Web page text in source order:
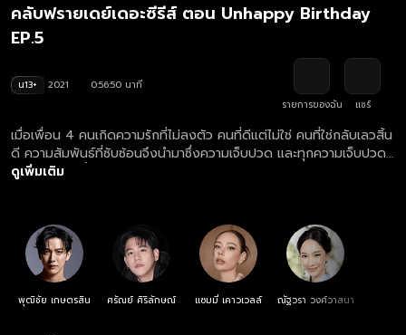
คลับฟรายเดย์เดอะซีรีส์ ตอน Unhappy Birthday
EP.5
น13+ 2021
0:56:50 นาที
รายการของฉัน
แชร์
เมื่อเพื่อน 4 คนเกิดความรักที่ไม่ลงตัว คนที่ดีแต่ไม่ใช่ คนที่ใช่กลับเลวสิ้น
ดี ความสัมพันธ์ที่ซับซ้อนจึงนำมาซึ่งความเจ็บปวด และทุกความเจ็บปวด
มักจะถูกตอกย้ำใน ”วันคล้ายวันเกิด” เสมอ
ดูเพิ่มเติม
พุฒิชัย เกษตรสิน ศรัณย์ ศิริลักษณ์ แซมมี่ เคาวเวลล์ ณัฐวรา วงศ์วาสนา